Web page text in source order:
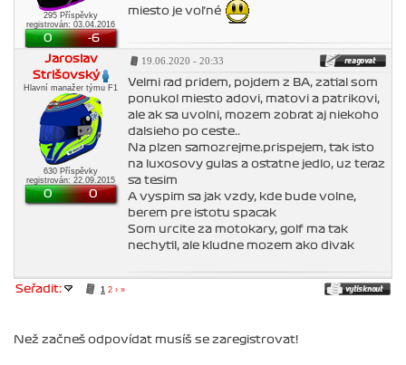
295 Příspěvky
registrován: 03.04.2016
0 -6
miesto je voľné
Jaroslav
Strišovský
Hlavní manažer týmu F1
630 Příspěvky
registrován: 22.09.2015
0 0
19.06.2020 - 20:33
Velmi rad pridem, pojdem z BA, zatial som
ponukol miesto adovi, matovi a patrikovi,
ale ak sa uvolni, mozem zobrat aj niekoho
dalsieho po ceste..
Na plzen samozrejme.prispejem, tak isto
na luxosovy gulas a ostatne jedlo, uz teraz
sa tesim
A vyspim sa jak vzdy, kde bude volne,
berem pre istotu spacak
Som urcite za motokary, golf ma tak
nechytil, ale kludne mozem ako divak
Seřadit: 1 2 › »
Než začneš odpovídat musíš se zaregistrovat!